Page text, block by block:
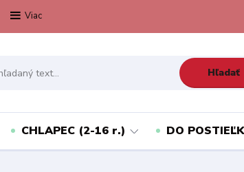
Viac
Hľadať
CHLAPEC (2-16 r.) DO